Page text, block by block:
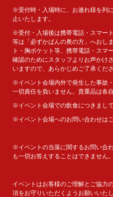
※受付時・入場時に、お連れ様を列
止いたします。
※受付・入場後は携帯電話・スマー
等は「必ずかばんの奥の方」へおし
ト・胸ポケット等、携帯電話・スマ
確認のためにスタッフよりお声かけ
いますので、あらかじめご了承くださ
※イベント会場内外で発生した事故
一切責任を負いません。貴重品は各
※イベント会場での飲食につきまし
※イベント会場へのお問い合わせはご
※イベントの当落に関するお問い合
も一切お答えすることはできません。
イベントはお客様のご理解とご協力
項をお守りいただくようお願いいたし